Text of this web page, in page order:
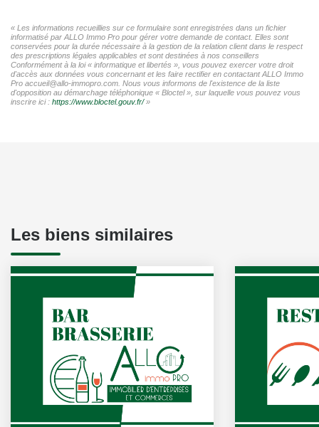
« Les informations recueillies sur ce formulaire sont enregistrées dans un fichier
informatisé par ALLO Immo Pro pour gérer votre demande de contact. Elles sont
conservées pour la durée nécessaire à la gestion de la relation client dans le respect
des prescriptions légales applicables et sont destinées à nos conseillers
Conformément à la loi « informatique et libertés », vous pouvez exercer votre droit
d'accès aux données vous concernant et les faire rectifier en contactant ALLO Immo
Pro accueil@allo-immopro.com. Nous vous informons de l'existence de la liste
d'opposition au démarchage téléphonique « Bloctel », sur laquelle vous pouvez vous
inscrire ici : https://www.bloctel.gouv.fr/»
Les biens similaires